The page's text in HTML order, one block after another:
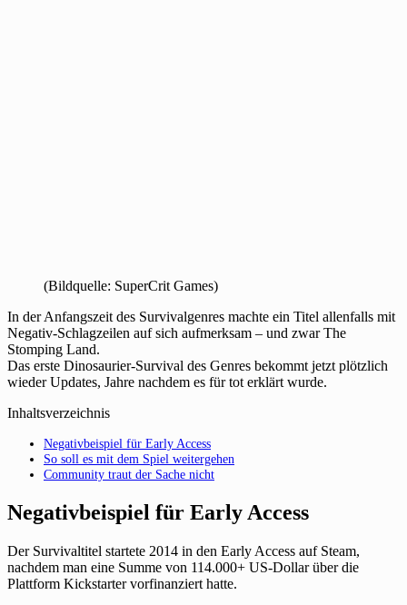
(Bildquelle: SuperCrit Games)
In der Anfangszeit des Survivalgenres machte ein Titel allenfalls mit
Negativ-Schlagzeilen auf sich aufmerksam – und zwar The
Stomping Land.
Das erste Dinosaurier-Survival des Genres bekommt jetzt plötzlich
wieder Updates, Jahre nachdem es für tot erklärt wurde.
Inhaltsverzeichnis
Negativbeispiel für Early Access
So soll es mit dem Spiel weitergehen
Community traut der Sache nicht
Negativbeispiel für Early Access
Der Survivaltitel startete 2014 in den Early Access auf Steam,
nachdem man eine Summe von 114.000+ US-Dollar über die
Plattform Kickstarter vorfinanziert hatte.